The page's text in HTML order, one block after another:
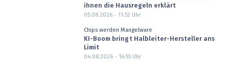
ihnen die Hausregeln erklärt
05.08.2026 - 11:52 Uhr
Chips werden Mangelware
KI-Boom bringt Halbleiter-Hersteller ans
Limit
04.08.2026 - 16:55Uhr